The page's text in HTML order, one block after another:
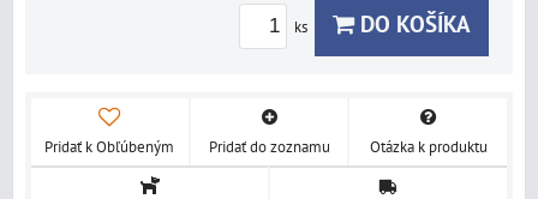
ks DO KOŠÍKA
Pridať k Obľúbeným Pridať do zoznamu Otázka k produktu